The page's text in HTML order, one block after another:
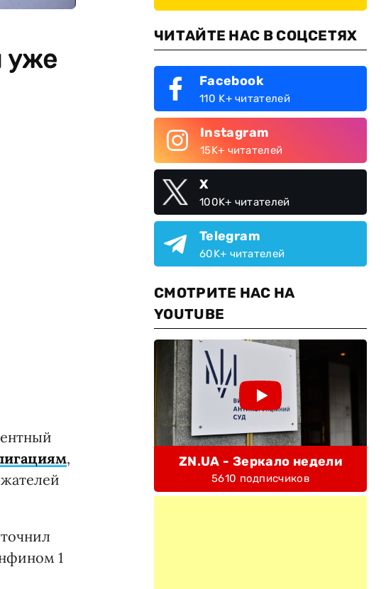
уже
,
1
ЧИТАЙТЕ НАС В СОЦСЕТЯХ
Facebook
110 K+ читателей
Instagram
15K+ читателей
X
100K+ читателей
Telegram
60K+ читателей
СМОТРИТЕ НАС НА
YOUTUBE
ZN.UA - Зеркало недели
5610 подписчиков